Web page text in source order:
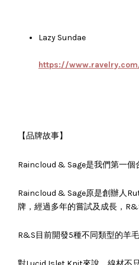
Lazy Sundae
https://
【品牌故事】
Raincloud & Sage是我們第一個
Raincloud & Sage原是創辦人
牌，經過多年的嘗試及成長，
R&S目前開發5種不同類型的羊